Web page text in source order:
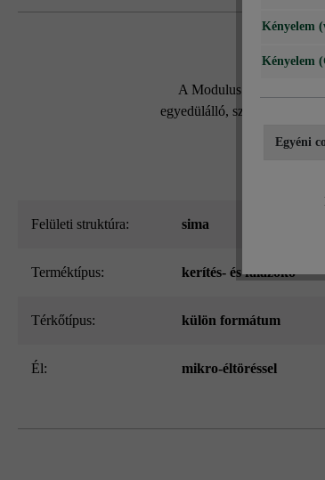
A Modulus Pur kerítés-
egyedülálló,
Felületi struktúra: sima
Terméktípus: kerítés- és falazókő
Térkőtípus: külön formátum
él: mikro-éltöréssel
Kényelem
Kényelem
Egyéni